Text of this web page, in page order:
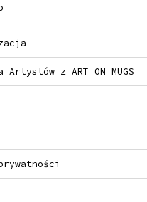
Artystów z ART ON MUGS